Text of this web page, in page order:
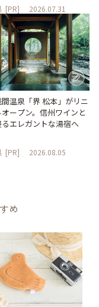
[PR] 2026.07.31
温泉「界 松本」がリニ
ープン。信州ワインと
エレガントな湯宿へ
[PR] 2026.08.05
め